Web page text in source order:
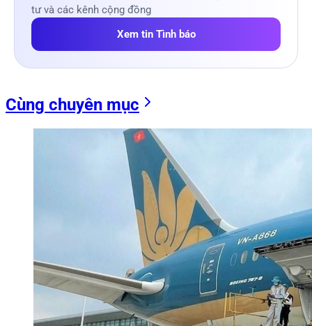
tư và các kênh cộng đồng
Xem tin Tình báo
Cùng chuyên mục